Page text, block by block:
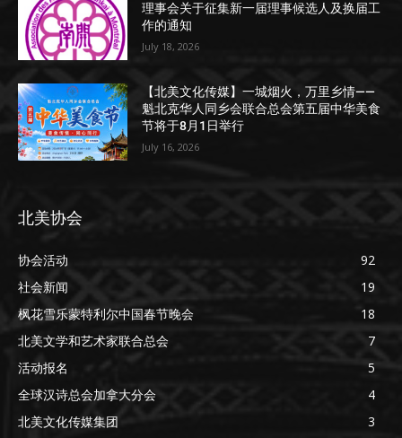
理事会关于征集新一届理事候选人及换届工
作的通知
July 18, 2026
【北美文化传媒】一城烟火，万里乡情——
魁北克华人同乡会联合总会第五届中华美食
节将于8月1日举行
July 16, 2026
北美协会
协会活动
92
社会新闻
19
枫花雪乐蒙特利尔中国春节晚会
18
北美文学和艺术家联合总会
7
活动报名
5
全球汉诗总会加拿大分会
4
北美文化传媒集团
3